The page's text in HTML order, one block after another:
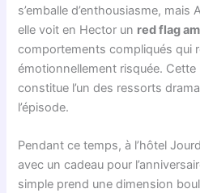
s’emballe d’enthousiasme, mais
elle voit en Hector un red flag
comportements compliqués qui
émotionnellement risquée. Cette
constitue l’un des ressorts
l’épisode.
Pendant ce temps, à l’hôtel
avec un cadeau pour
simple prend une dimension